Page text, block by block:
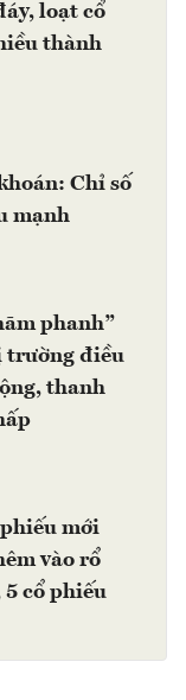
loạt cổ
thành
Chỉ số
mạnh
phanh”
trường điều
thanh
mới
vào rổ
5 cổ phiếu